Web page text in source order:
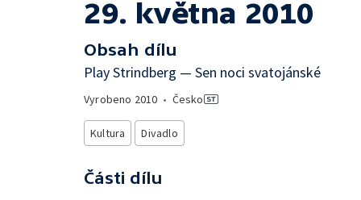
29. května 2010
Obsah dílu
Play Strindberg — Sen noci svatojánské
Vyrobeno 2010 • Česko
Kultura Divadlo
Části dílu